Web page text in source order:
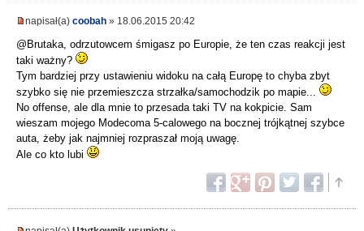
napisał(a) coobah » 18.06.2015 20:42
@Brutaka, odrzutowcem śmigasz po Europie, że ten czas reakcji jest
taki ważny?
Tym bardziej przy ustawieniu widoku na całą Europę to chyba zbyt
szybko się nie przemieszcza strzałka/samochodzik po mapie...
No offense, ale dla mnie to przesada taki TV na kokpicie. Sam
wieszam mojego Modecoma 5-calowego na bocznej trójkątnej szybce
auta, żeby jak najmniej rozpraszał moją uwagę.
Ale co kto lubi